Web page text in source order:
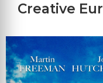
Creative